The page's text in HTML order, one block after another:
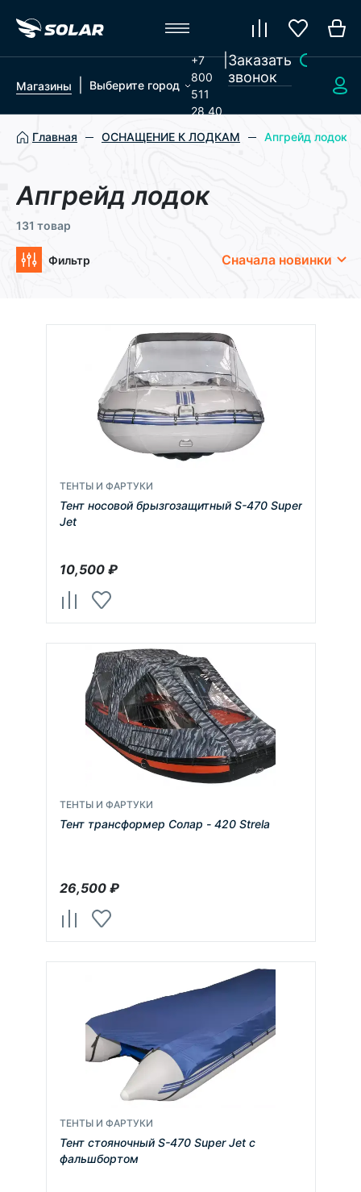
Магазины Выберите город
+7
800
511
28 40
|Заказать
звонок
Главная ОСНАЩЕНИЕ К ЛОДКАМ Апгрейд лодок
Апгрейд лодок
131 товар
Фильтр Сначала новинки
ТЕНТЫ И ФАРТУКИ
Тент носовой брызгозащитный S-470 Super
Jet
10,500₽
ТЕНТЫ И ФАРТУКИ
Тент трансформер Солар - 420 Strela
26,500₽
ТЕНТЫ И ФАРТУКИ
Тент стояночный S-470 Super Jet c
фальшбортом